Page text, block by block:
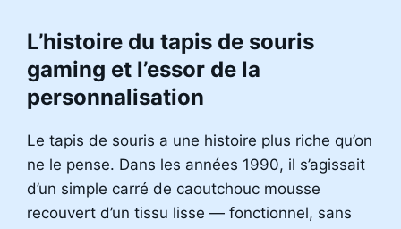
L’histoire du tapis de souris
gaming et l’essor de la
personnalisation
Le tapis de souris a une histoire plus riche qu’on
ne le pense. Dans les années 1990, il s’agissait
d’un simple carré de caoutchouc mousse
recouvert d’un tissu lisse — fonctionnel, sans